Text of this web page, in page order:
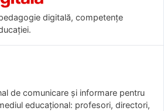
digitală, competențe
de comunicare și informare pentru
educațional: profesori, directori,